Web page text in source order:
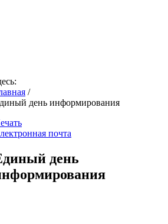
/
день информирования
почта
день